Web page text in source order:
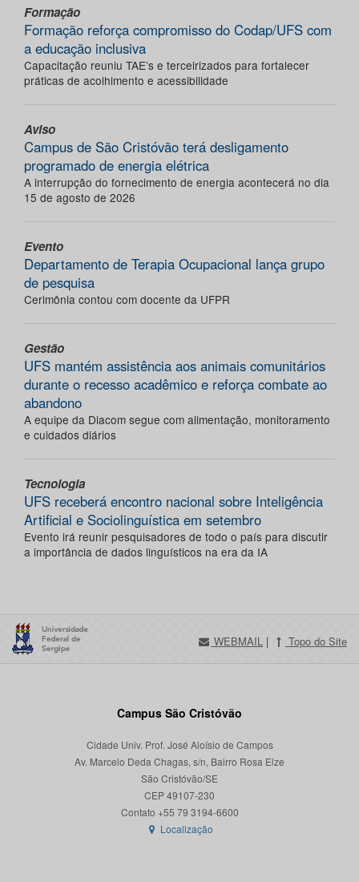
Formação
Formação reforça compromisso do Codap/UFS com
a educação inclusiva
Capacitação reuniu TAE’s e terceirizados para fortalecer
práticas de acolhimento e acessibilidade
Aviso
Campus de São Cristóvão terá desligamento
programado de energia elétrica
A interrupção do fornecimento de energia acontecerá no dia
15 de agosto de 2026
Evento
Departamento de Terapia Ocupacional lança grupo
de pesquisa
Cerimônia contou com docente da UFPR
Gestão
UFS mantém assistência aos animais comunitários
durante o recesso acadêmico e reforça combate ao
abandono
A equipe da Diacom segue com alimentação, monitoramento
e cuidados diários
Tecnologia
UFS receberá encontro nacional sobre Inteligência
Artificial e Sociolinguística em setembro
Evento irá reunir pesquisadores de todo o país para discutir
a importância de dados linguísticos na era da IA
WEBMAIL | Topo do Site
Campus São Cristóvão
Cidade Univ. Prof. José Aloísio de Campos
Av. Marcelo Deda Chagas, s/n, Bairro Rosa Elze
São Cristóvão/SE
CEP 49107-230
Localização